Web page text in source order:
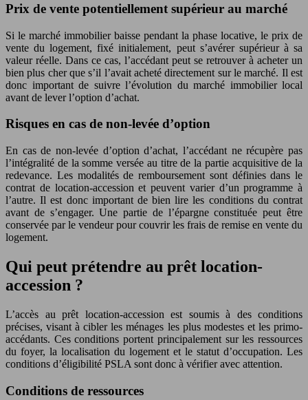
Prix de vente potentiellement supérieur au marché
Si le marché immobilier baisse pendant la phase locative, le prix de
vente du logement, fixé initialement, peut s’avérer supérieur à sa
valeur réelle. Dans ce cas, l’accédant peut se retrouver à acheter un
bien plus cher que s’il l’avait acheté directement sur le marché. Il est
donc important de suivre l’évolution du marché immobilier local
avant de lever l’option d’achat.
Risques en cas de non-levée d’option
En cas de non-levée d’option d’achat, l’accédant ne récupère pas
l’intégralité de la somme versée au titre de la partie acquisitive de la
redevance. Les modalités de remboursement sont définies dans le
contrat de location-accession et peuvent varier d’un programme à
l’autre. Il est donc important de bien lire les conditions du contrat
avant de s’engager. Une partie de l’épargne constituée peut être
conservée par le vendeur pour couvrir les frais de remise en vente du
logement.
Qui peut prétendre au prêt location-
accession ?
L’accès au prêt location-accession est soumis à des conditions
précises, visant à cibler les ménages les plus modestes et les primo-
accédants. Ces conditions portent principalement sur les ressources
du foyer, la localisation du logement et le statut d’occupation. Les
conditions d’éligibilité PSLA sont donc à vérifier avec attention.
Conditions de ressources